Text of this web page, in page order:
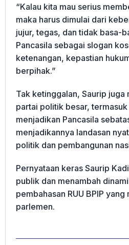
“Kalau kita mau serius
maka harus dimulai dari
jujur, tegas, dan tidak basa-
Pancasila sebagai slogan
ketenangan, kepastian
berpihak.”
Tak ketinggalan, Saurip juga
partai politik besar, termasuk
menjadikan Pancasila
menjadikannya landasan
politik dan pembangunan
Pernyataan keras Saurip
publik dan menambah
pembahasan RUU BPIP
parlemen.